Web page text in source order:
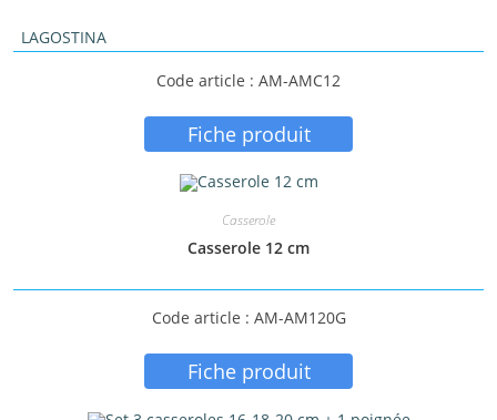
LAGOSTINA
Code article : AM-AMC12
Fiche produit
Casserole
Casserole 12 cm
Code article : AM-AM120G
Fiche produit